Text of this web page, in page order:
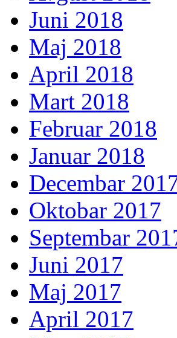
Juni 2018
Maj 2018
April 2018
Mart 2018
Februar 2018
Januar 2018
Decembar
Oktobar 2017
Septembar
Juni 2017
Maj 2017
April 2017